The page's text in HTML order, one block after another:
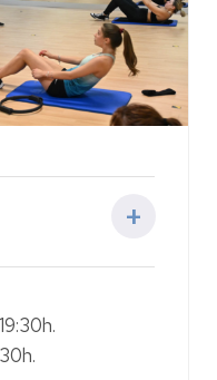
la zona
de forma
y piernas sin